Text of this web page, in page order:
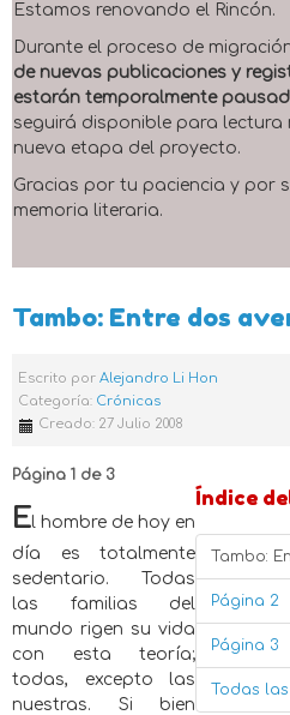
Estamos renovando el Rincón.
Durante el proceso de
de nuevas publicaciones y
estarán temporalmente
seguirá disponible para lectura
nueva etapa del proyecto.
Gracias por tu paciencia y por
memoria literaria.
Tambo: Entre dos
Escrito por Alejandro Li Hon
Categoría: Crónicas
Creado: 27 Julio 2008
Índice
Tambo:
Página 2
Página 3
Todas
Página 1 de 3
El hombre de hoy en
día es totalmente
sedentario. Todas
las familias del
mundo rigen su vida
con esta teoría;
todas, excepto las
nuestras. Si bien